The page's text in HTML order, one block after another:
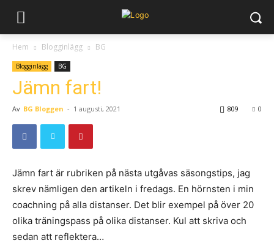
Hem Blogginlägg BG
Blogginlägg BG
Jämn fart!
Av BG Bloggen - 1 augusti, 2021 0
809
Jämn fart är rubriken på nästa utgåvas säsongstips, jag
skrev nämligen den artikeln i fredags. En hörnsten i min
coachning på alla distanser. Det blir exempel på över 20
olika träningspass på olika distanser. Kul att skriva och
sedan att reflektera…